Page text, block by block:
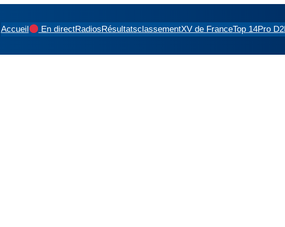
Accueil En directRadiosRésultatsclassementXV de FranceTop 14Pro D2